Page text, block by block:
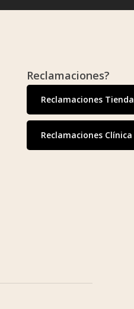
Reclamaciones?
Reclamaciones Tienda
Reclamaciones Clínica